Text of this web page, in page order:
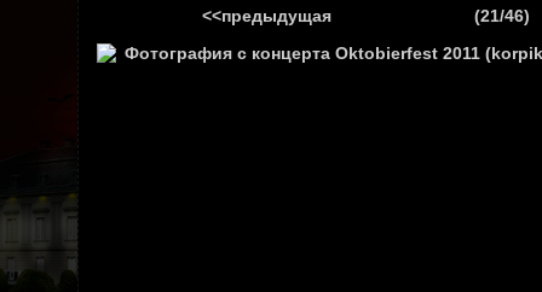
<<предыдущая (21/46)